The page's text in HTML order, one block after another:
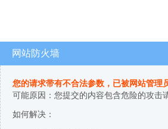
网站防火墙
您的请求带有不合法参数，已被网站管理
可能原因：您提交的内容包含危险的攻击
如何解决：